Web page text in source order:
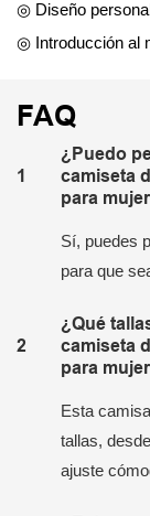
◎ Diseño
◎ Introducción al
FAQ
1
¿Puedo
camiseta
para
Sí, puedes
para que
2
¿Qué
camiseta
para
Esta
tallas,
ajuste